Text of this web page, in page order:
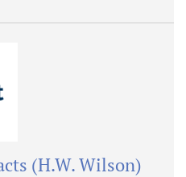
(H.W. Wilson)